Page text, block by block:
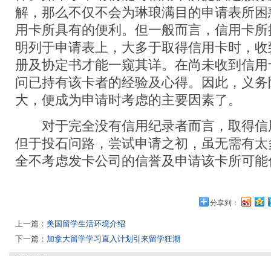
解，那么不仅不会为琳琅满目的申请表所
用卡所具有的便利。但一般而言，信用卡
明列于申请表上，大多于取得信用卡时，
册及协定书才能一窥其详。在尚未收到信
问已持有该卡者的经验及心得。因此，义
大，便成为申请时考虑的主要因素了。
对于完全没有信用纪录者而言，取得信
但于投石问路，尝试申请之初，虽无需有
全不考虑发卡公司的信誉及申请该卡所可
分享到：
上一篇： 美国留学生活环境介绍
下一篇： 加拿大留学学习直入计划引来留学狂潮